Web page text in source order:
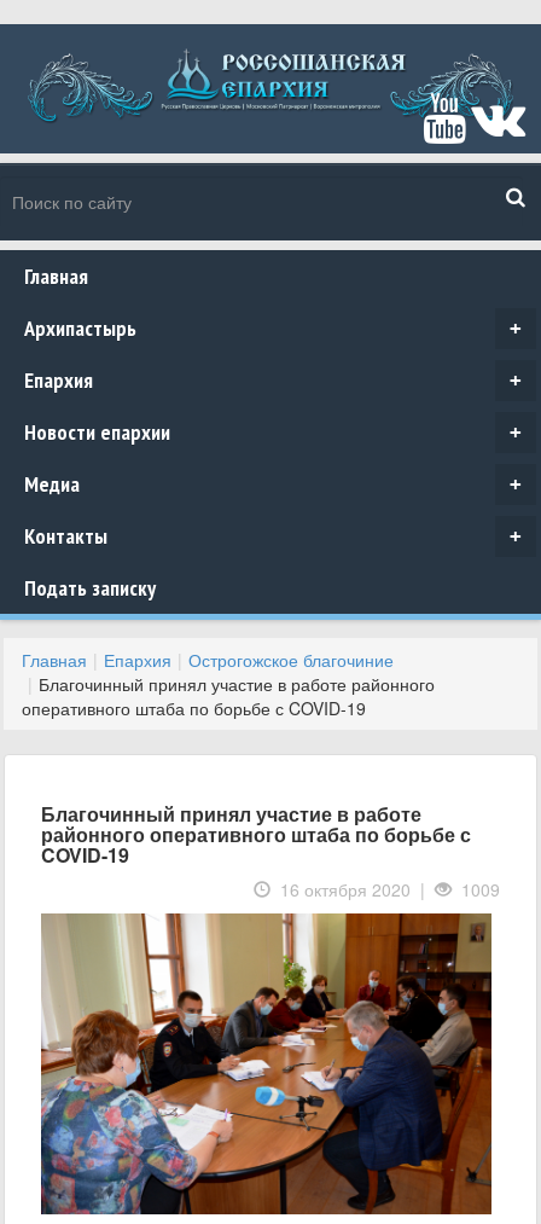
Главная
+
Архипастырь
+
Епархия
+
Новости епархии
+
Медиа
+
Контакты
Подать записку
Главная Епархия
Острогожское благочиние
Благочинный принял участие в работе районного
оперативного штаба по борьбе с COVID-19
Благочинный принял участие в работе
районного оперативного штаба по борьбе с
COVID-19
16 октября 2020 | 1009